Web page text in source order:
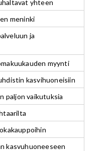
yhteen
meninki
ja
myynti
kasvihuoneisiin
paljon vaikutuksia
kasvuhuoneeseen